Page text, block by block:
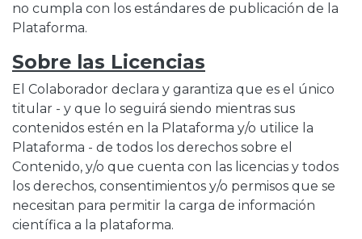
no cumpla con los estándares de publicación de la
Plataforma.
Sobre las Licencias
El Colaborador declara y garantiza que es el único
titular - y que lo seguirá siendo mientras sus
contenidos estén en la Plataforma y/o utilice la
Plataforma - de todos los derechos sobre el
Contenido, y/o que cuenta con las licencias y todos
los derechos, consentimientos y/o permisos que se
necesitan para permitir la carga de información
científica a la plataforma.